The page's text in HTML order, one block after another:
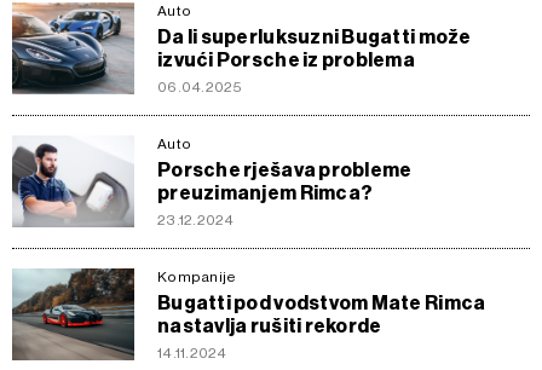
Auto
Da li superluksuzni Bugatti može
izvući Porsche iz problema
06.04.2025
Auto
Porsche rješava probleme
preuzimanjem Rimca?
23.12.2024
Kompanije
Bugatti pod vodstvom Mate Rimca
nastavlja rušiti rekorde
14.11.2024